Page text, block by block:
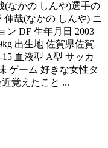
(なかの しんや)選手の
伸哉(なかの しんや) ニ
ン DF 生年月日 2003
出生地 佐賀県佐賀
血液型 A型 サッカ
ゲーム 好きな女性タ
覚えたこと ...